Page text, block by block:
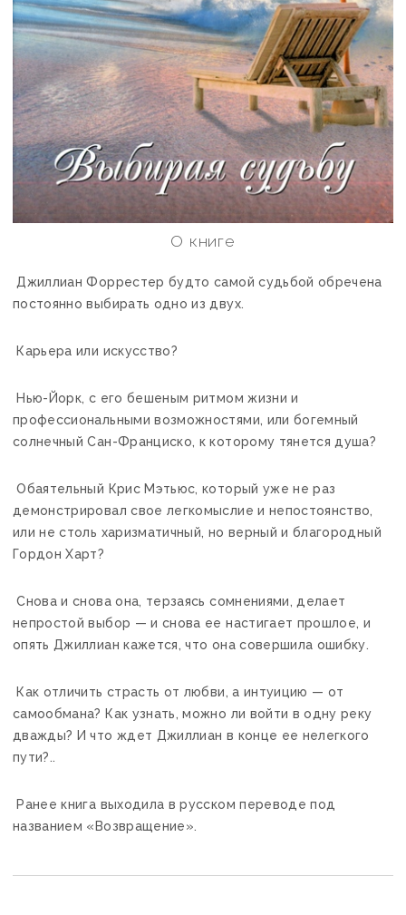
О книге
Джиллиан Форрестер будто самой судьбой обречена
постоянно выбирать одно из двух.
Карьера или искусство?
Нью-Йорк, с его бешеным ритмом жизни и
профессиональными возможностями, или богемный
солнечный Сан-Франциско, к которому тянется душа?
Обаятельный Крис Мэтьюс, который уже не раз
демонстрировал свое легкомыслие и непостоянство,
или не столь харизматичный, но верный и благородный
Гордон Харт?
Снова и снова она, терзаясь сомнениями, делает
непростой выбор — и снова ее настигает прошлое, и
опять Джиллиан кажется, что она совершила ошибку.
Как отличить страсть от любви, а интуицию — от
самообмана? Как узнать, можно ли войти в одну реку
дважды? И что ждет Джиллиан в конце ее нелегкого
пути?..
Ранее книга выходила в русском переводе под
названием «Возвращение».